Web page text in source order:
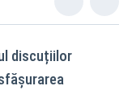
discuțiilor